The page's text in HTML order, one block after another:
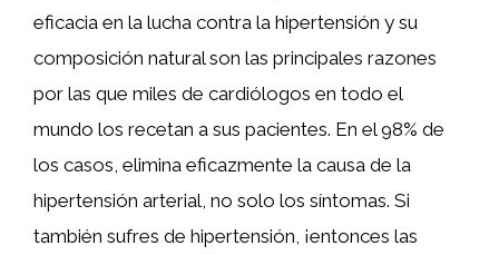
eficacia en la lucha contra la hipertensión y su
composición natural son las principales razones
por las que miles de cardiólogos en todo el
mundo los recetan a sus pacientes. En el 98% de
los casos, elimina eficazmente la causa de la
hipertensión arterial, no solo los síntomas. Si
también sufres de hipertensión, ¡entonces las